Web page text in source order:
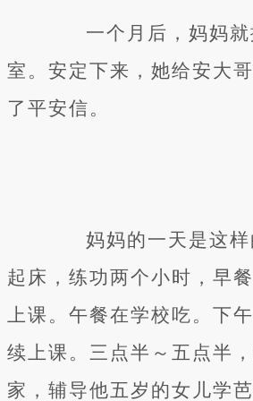
一个月后，妈妈就
室。安定下来，她给安大
了平安信。
妈妈的一天是这样
起床，练功两个小时，早
上课。午餐在学校吃。下
续上课。三点半～五点半
家，辅导他五岁的女儿学